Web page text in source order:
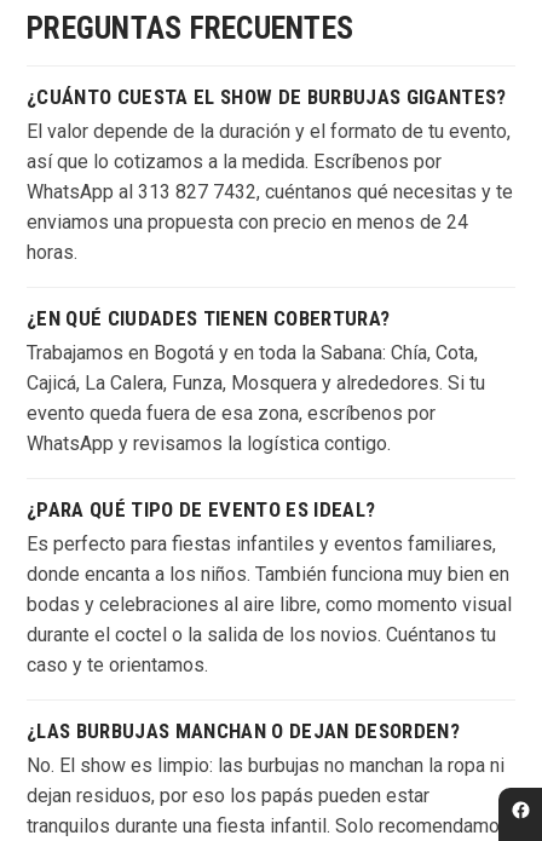
PREGUNTAS FRECUENTES
¿CUÁNTO CUESTA EL SHOW DE BURBUJAS GIGANTES?
El valor depende de la duración y el formato de tu evento,
así que lo cotizamos a la medida. Escríbenos por
WhatsApp al 313 827 7432, cuéntanos qué necesitas y te
enviamos una propuesta con precio en menos de 24
horas.
¿EN QUÉ CIUDADES TIENEN COBERTURA?
Trabajamos en Bogotá y en toda la Sabana: Chía, Cota,
Cajicá, La Calera, Funza, Mosquera y alrededores. Si tu
evento queda fuera de esa zona, escríbenos por
WhatsApp y revisamos la logística contigo.
¿PARA QUÉ TIPO DE EVENTO ES IDEAL?
Es perfecto para fiestas infantiles y eventos familiares,
donde encanta a los niños. También funciona muy bien en
bodas y celebraciones al aire libre, como momento visual
durante el coctel o la salida de los novios. Cuéntanos tu
caso y te orientamos.
¿LAS BURBUJAS MANCHAN O DEJAN DESORDEN?
No. El show es limpio: las burbujas no manchan la ropa ni
dejan residuos, por eso los papás pueden estar
tranquilos durante una fiesta infantil. Solo recomendamos